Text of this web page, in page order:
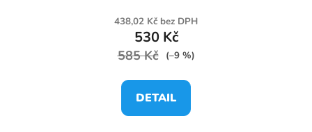
438,02 Kč bez DPH
530 Kč
585 Kč (–9 %)
DETAIL